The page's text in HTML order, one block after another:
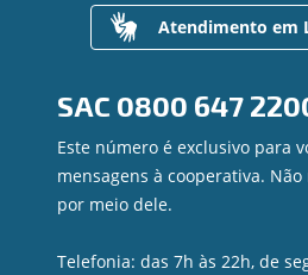
Valores a Receber
Contato
Ouvidoria
Atendimento em
SAC 0800 647
Este número é exclusivo para
mensagens à cooperativa.
por meio dele.
Telefonia: das 7h às 22h, de